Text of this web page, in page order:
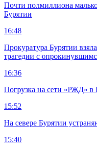
Почти полмиллиона
Бурятии
16:48
Прокуратура Бурятии
трагедии с
16:36
Погрузка на сети «РЖД» в
15:52
На севере Бурятии
15:40